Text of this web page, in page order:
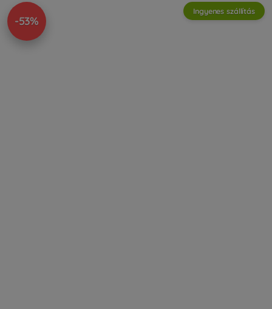
-53%
Ingyenes szállítás